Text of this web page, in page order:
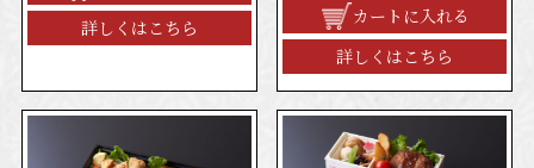
詳しくはこちら
カートに入れる
詳しくはこちら